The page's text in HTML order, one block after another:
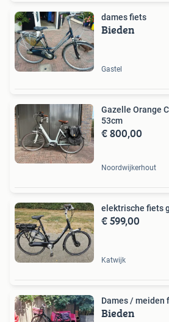
dames fiets
Bieden
Gastel
Gazelle Orange
53cm
€ 800,00
Noordwijkerhout
elektrische fiets
€ 599,00
Katwijk
Dames / meiden
Bieden